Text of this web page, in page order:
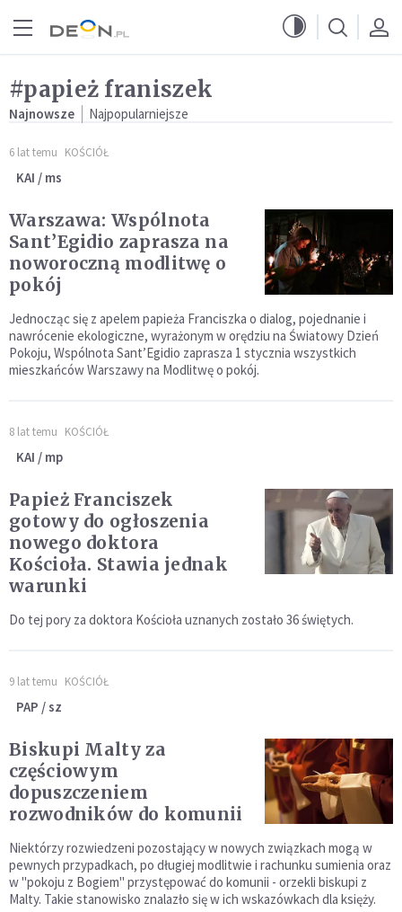
#papież franiszek
Najnowsze Najpopularniejsze
6 lat temu KOŚCIÓŁ
KAI / ms
Warszawa: Wspólnota
Sant’Egidio zaprasza na
noworoczną modlitwę o
pokój
Jednocząc się z apelem papieża Franciszka o dialog, pojednanie i
nawrócenie ekologiczne, wyrażonym w orędziu na Światowy Dzień
Pokoju, Wspólnota Sant’Egidio zaprasza 1 stycznia wszystkich
mieszkańców Warszawy na Modlitwę o pokój.
8 lat temu KOŚCIÓŁ
KAI / mp
Papież Franciszek
gotowy do ogłoszenia
nowego doktora
Kościoła. Stawia jednak
warunki
Do tej pory za doktora Kościoła uznanych zostało 36 świętych.
9 lat temu KOŚCIÓŁ
PAP / sz
Biskupi Malty za
częściowym
dopuszczeniem
rozwodników do komunii
Niektórzy rozwiedzeni pozostający w nowych związkach mogą w
pewnych przypadkach, po długiej modlitwie i rachunku sumienia oraz
w "pokoju z Bogiem" przystępować do komunii - orzekli biskupi z
Malty. Takie stanowisko znalazło się w ich wskazówkach dla księży.